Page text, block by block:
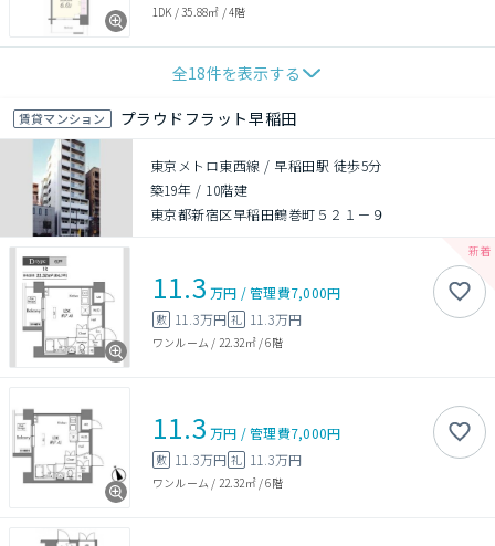
1DK /35.88㎡ /4階
全18件を表示する
賃貸マンション プラウドフラット早稲田
東京メトロ東西線 / 早稲田駅 徒歩5分
築19年 / 10階建
東京都新宿区早稲田鶴巻町５２１－９
11.3 万円 /管理費7,000円
敷 11.3万円 礼 11.3万円
ワンルーム / 22.32㎡/6階
11.3 万円 /管理費7,000円
敷 11.3万円 礼 11.3万円
ワンルーム / 22.32㎡/6階